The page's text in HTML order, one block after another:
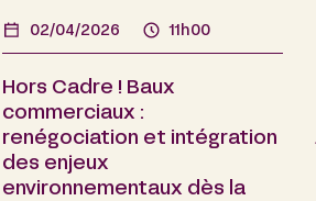
02/04/2026 11h00
Hors Cadre ! Baux
commerciaux :
renégociation et intégration
des enjeux
environnementaux dès la